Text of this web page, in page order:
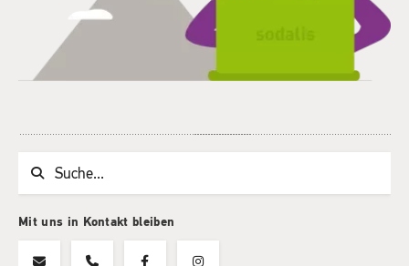
Suchwort
Mit uns in Kontakt bleiben